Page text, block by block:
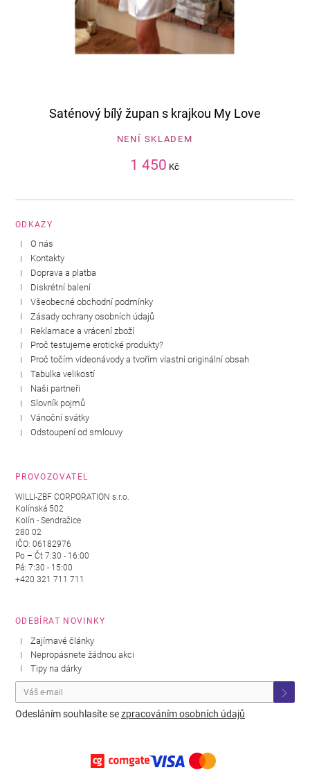
Saténový bílý župan s krajkou My Love
NENÍ SKLADEM
1 450 Kč
ODKAZY
O nás
Kontakty
Doprava a platba
Diskrétní balení
Všeobecné obchodní podmínky
Zásady ochrany osobních údajů
Reklamace a vrácení zboží
Proč testujeme erotické produkty?
Proč točím videonávody a tvořím vlastní originální obsah
Tabulka velikostí
Naši partneři
Slovník pojmů
Vánoční svátky
Odstoupení od smlouvy
PROVOZOVATEL
WILLI-ZBF CORPORATION s.r.o.
Kolínská 502
Kolín - Sendražice
280 02
IČO: 06182976
Po – Čt 7:30 - 16:00
Pá: 7:30 - 15:00
+420 321 711 711
ODEBÍRAT NOVINKY
Zajímavé články
Nepropásnete žádnou akci
Tipy na dárky
Odesláním souhlasíte sezpracováním osobních údajů